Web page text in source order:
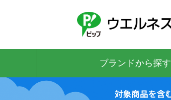
ブランドから探す